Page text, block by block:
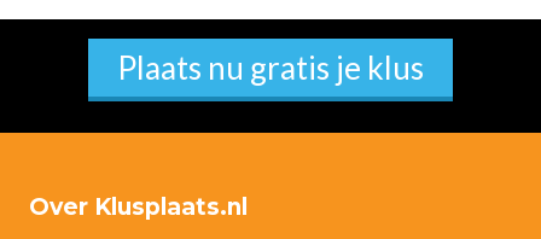
Plaats nu gratis je klus
Over Klusplaats.nl